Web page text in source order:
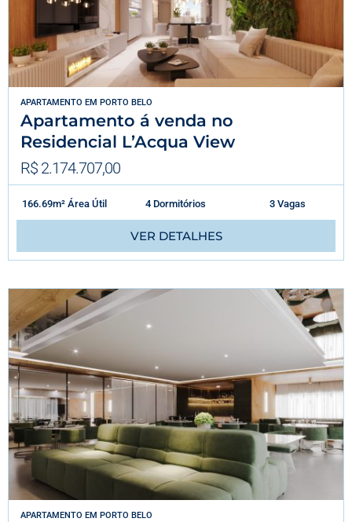
APARTAMENTO EM PORTO BELO
Apartamento á venda no
Residencial L’Acqua View
R$ 2.174.707,00
166.69m² Área Útil 4 Dormitórios 3 Vagas
VER DETALHES
APARTAMENTO EM PORTO BELO